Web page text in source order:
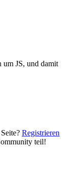
um JS, und damit
Registrieren
teil!